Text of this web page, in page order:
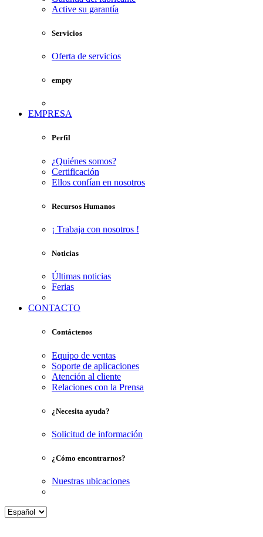
Active su garantía
Servicios
Oferta de servicios
empty
EMPRESA
Perfil
¿Quiénes somos?
Certificación
Ellos confían en nosotros
Recursos Humanos
¡ Trabaja con nosotros !
Noticias
Últimas noticias
Ferias
CONTACTO
Contáctenos
Equipo de ventas
Soporte de aplicaciones
Atención al cliente
Relaciones con la Prensa
¿Necesita ayuda?
Solicitud de información
¿Cómo encontrarnos?
Nuestras ubicaciones